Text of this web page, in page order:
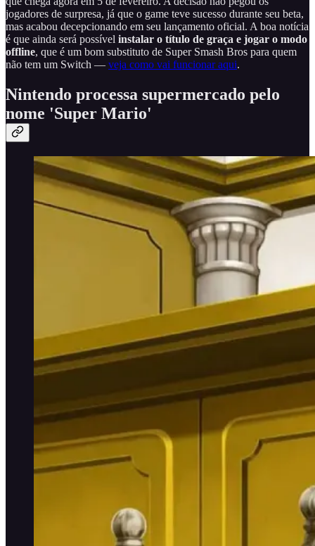
jogadores de surpresa, já que o game teve sucesso durante seu beta,
mas acabou decepcionando em seu lançamento oficial. A boa notícia
é que ainda será possível instalar o título de graça e jogar o modo
offline, que é um bom substituto de Super Smash Bros para quem
não tem um Switch — veja como vai funcionar aqui.
Nintendo processa supermercado pelo
nome 'Super Mario'